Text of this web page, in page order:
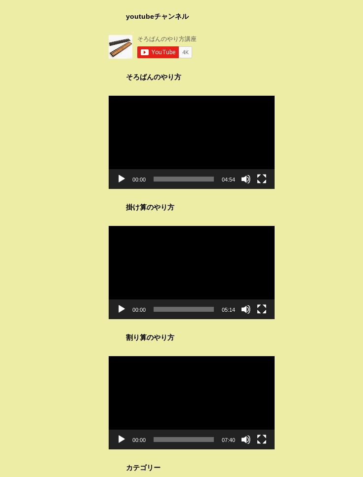
youtubeチャンネル
そろばんのやり方
00:00 04:54
掛け算のやり方
00:00 05:14
割り算のやり方
00:00 07:40
カテゴリー